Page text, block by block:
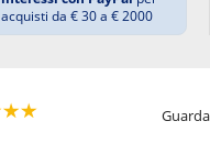
acquisti da € 30 a € 2000